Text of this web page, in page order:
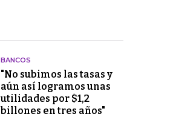
BANCOS
"No subimos las tasas y
aún así logramos unas
utilidades por $1,2
billones en tres años"